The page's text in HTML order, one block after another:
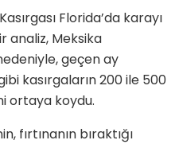
Florida’da karayı
analiz, Meksika
geçen ay
kasırgaların 200 ile 500
ortaya koydu.
fırtınanın bıraktığı